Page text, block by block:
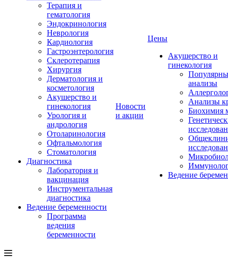
Терапия и
гематология
Эндокринология
Неврология
Кардиология
Гастроэнтерология
Склеротерапия
Хирургия
Дерматология и
косметология
Акушерство и
гинекология
Урология и
андрология
Отоларинология
Офтальмология
Стоматология
Диагностика
Лаборатория и
вакцинация
Инструментальная
диагностика
Ведение беременности
Программа
ведения
беременности
Новости
и акции
Цены
Акушерство и
гинекология
анализы
Анализы
Биохимия
Ведение